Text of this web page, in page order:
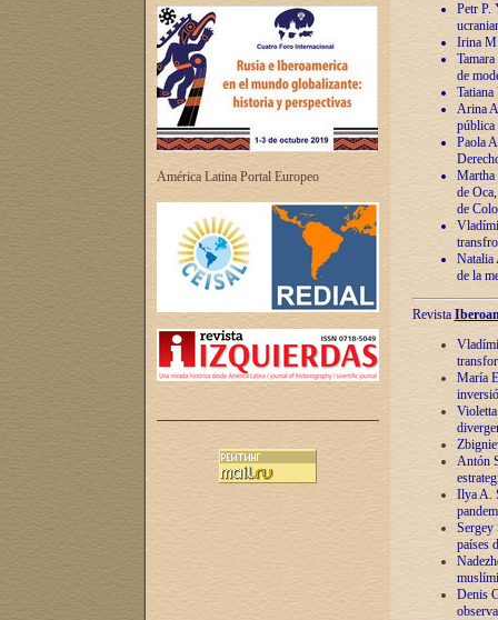
América Latina Portal Europeo
Petr P.
Irina
de
Arina
pública
Paola
Martha
de
de
Natalia
de la
Revista
María
Antón
Ilya A.
Sergey
países
Denis